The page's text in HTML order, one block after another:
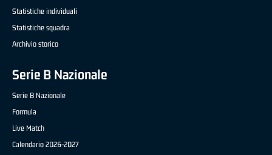
Statistiche individuali
Statistiche squadra
Archivio storico
Serie B Nazionale
Serie B Nazionale
Formula
Live Match
Calendario 2026-2027